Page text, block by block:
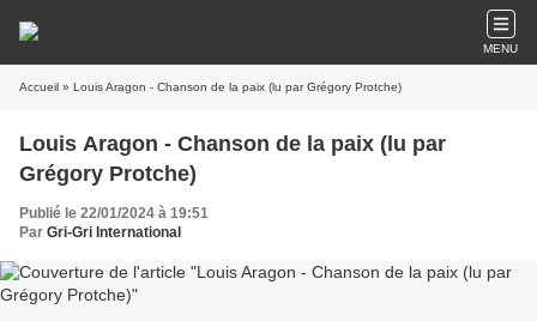
MENU
Accueil » Louis Aragon - Chanson de la paix (lu par Grégory Protche)
Louis Aragon - Chanson de la paix (lu par
Grégory Protche)
Publié le 22/01/2024 à 19:51
Par Gri-Gri International